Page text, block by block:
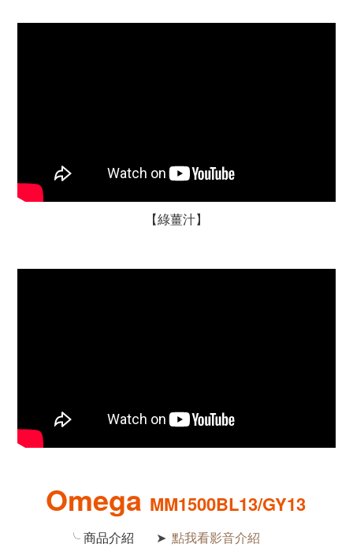
【綠薑汁】
Omega MM1500BL13/GY13
╰商品介紹 ➤ 點我看影音介紹